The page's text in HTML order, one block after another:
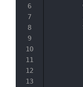
6
7
8
9
10
11
12
13